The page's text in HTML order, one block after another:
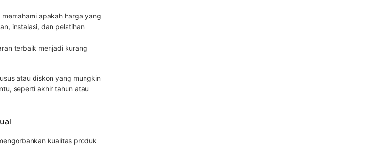
memahami apakah harga yang
instalasi, dan pelatihan
terbaik menjadi kurang
atau diskon yang mungkin
seperti akhir tahun atau
kualitas produk